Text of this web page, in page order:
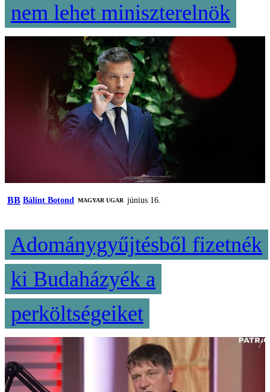
nem lehet miniszterelnök
BB Bálint Botond MAGYAR UGAR június 16.
Adománygyűjtésből fizetnék
ki Budaházyék a
perköltségeiket